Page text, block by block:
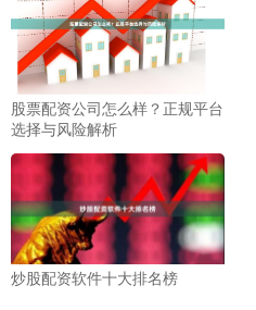
股票配资公司怎么样？正规平台
选择与风险解析
炒股配资软件十大排名榜